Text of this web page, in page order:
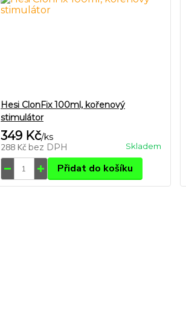
Hesi ClonFix 100ml, kořenový
stimulátor
349 Kč/ks
288 Kč bez DPH Skladem
Přidat do košíku